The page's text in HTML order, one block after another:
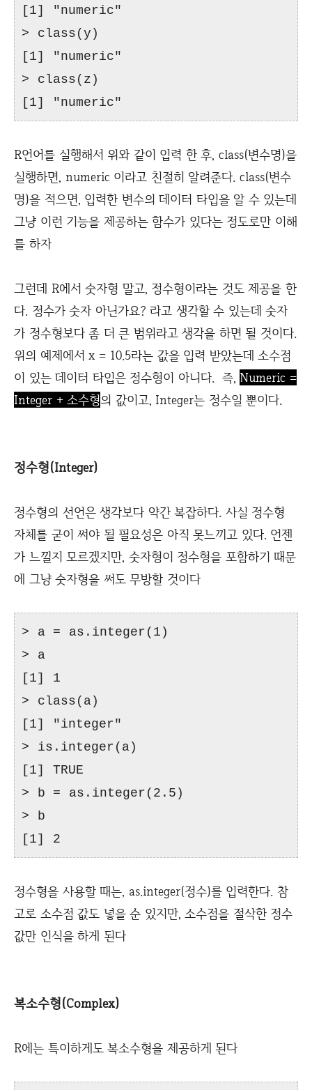
[1] "numeric"
> class(y)
[1] "numeric"
> class(z)
[1] "numeric"
R언어를 실행해서 위와 같이 입력 한 후, class(변수명)을
실행하면, numeric 이라고 친절히 알려준다. class(변수
명)을 적으면, 입력한 변수의 데이터 타입을 알 수 있는데
그냥 이런 기능을 제공하는 함수가 있다는 정도로만 이해
를 하자
그런데 R에서 숫자형 말고, 정수형이라는 것도 제공을 한
다. 정수가 숫자 아닌가요? 라고 생각할 수 있는데 숫자
가 정수형보다 좀 더 큰 범위라고 생각을 하면 될 것이다.
위의 예제에서 x = 10.5라는 값을 입력 받았는데 소수점
이 있는 데이터 타입은 정수형이 아니다. 즉, Numeric =
Integer + 소수형의 값이고, Integer는 정수일 뿐이다.
정수형(Integer)
정수형의 선언은 생각보다 약간 복잡하다. 사실 정수형
자체를 굳이 써야 될 필요성은 아직 못느끼고 있다. 언젠
가 느낄지 모르겠지만, 숫자형이 정수형을 포함하기 때문
에 그냥 숫자형을 써도 무방할 것이다
> a = as.integer(1)
> a
[1] 1
> class(a)
[1] "integer"
> is.integer(a)
[1] TRUE
> b = as.integer(2.5)
> b
[1] 2
정수형을 사용할 때는, as.integer(정수)를 입력한다. 참
고로 소수점 값도 넣을 순 있지만, 소수점을 절삭한 정수
값만 인식을 하게 된다
복소수형(Complex)
R에는 특이하게도 복소수형을 제공하게 된다